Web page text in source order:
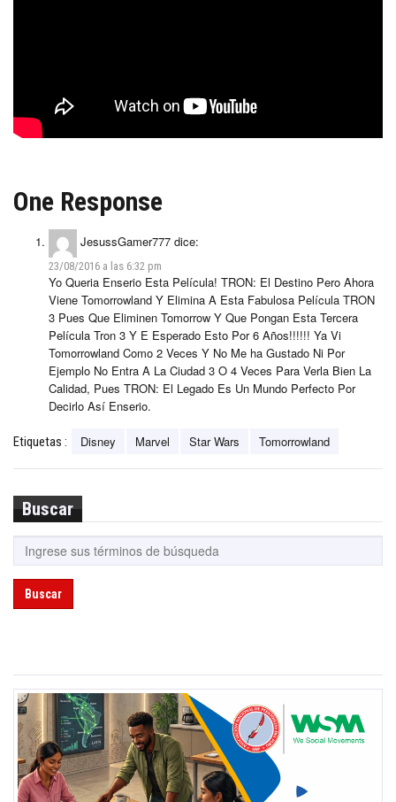
One Response
JesussGamer777 dice:
23/08/2016 a las 6:32 pm
Yo Queria Enserio Esta Película! TRON: El Destino Pero Ahora
Viene Tomorrowland Y Elimina A Esta Fabulosa Película TRON
3 Pues Que Eliminen Tomorrow Y Que Pongan Esta Tercera
Película Tron 3 Y E Esperado Esto Por 6 Años!!!!!! Ya Vi
Tomorrowland Como 2 Veces Y No Me ha Gustado Ni Por
Ejemplo No Entra A La Ciudad 3 O 4 Veces Para Verla Bien La
Calidad, Pues TRON: El Legado Es Un Mundo Perfecto Por
Decirlo Así Enserio.
Etiquetas : Disney Marvel Star Wars Tomorrowland
Buscar
Buscar